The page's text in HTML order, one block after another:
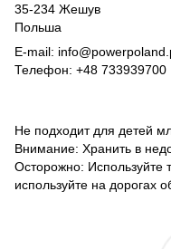
35-234 Жешув
Польша
E-mail:
Телефон: +48 733939700
Не подходит для детей
Внимание: Хранить в
Осторожно: Используйте
используйте на дорогах